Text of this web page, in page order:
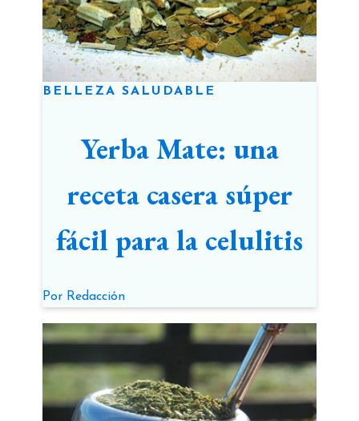
BELLEZA SALUDABLE
Yerba Mate: una
receta casera súper
fácil para la celulitis
Por Redacción